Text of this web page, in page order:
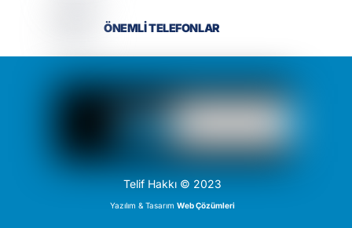
ÖNEMLİ TELEFONLAR
Telif Hakkı © 2023
Yazılım & TasarımWeb Çözümleri